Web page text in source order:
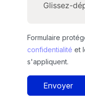
Glissez-
Formulaire
confidentialité et
s'appliquent.
Envoyer